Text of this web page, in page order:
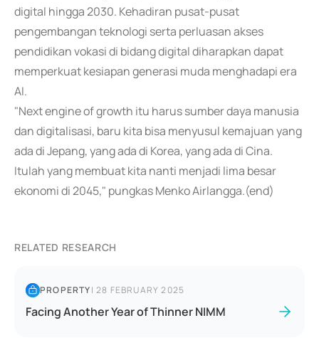
digital hingga 2030. Kehadiran pusat-pusat
pengembangan teknologi serta perluasan akses
pendidikan vokasi di bidang digital diharapkan dapat
memperkuat kesiapan generasi muda menghadapi era
AI.
"Next engine of growth itu harus sumber daya manusia
dan digitalisasi, baru kita bisa menyusul kemajuan yang
ada di Jepang, yang ada di Korea, yang ada di Cina.
Itulah yang membuat kita nanti menjadi lima besar
ekonomi di 2045," pungkas Menko Airlangga.(end)
RELATED RESEARCH
PROPERTY|28 FEBRUARY 2025
Facing Another Year of Thinner NIMM